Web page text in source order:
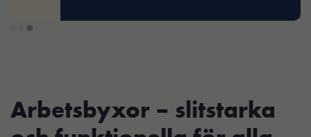
Arbetsbyxor – slitstarka